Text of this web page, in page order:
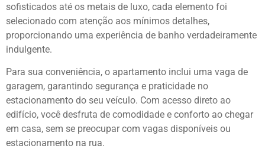
sofisticados até os metais de luxo, cada elemento foi
selecionado com atenção aos mínimos detalhes,
proporcionando uma experiência de banho verdadeiramente
indulgente.
Para sua conveniência, o apartamento inclui uma vaga de
garagem, garantindo segurança e praticidade no
estacionamento do seu veículo. Com acesso direto ao
edifício, você desfruta de comodidade e conforto ao chegar
em casa, sem se preocupar com vagas disponíveis ou
estacionamento na rua.